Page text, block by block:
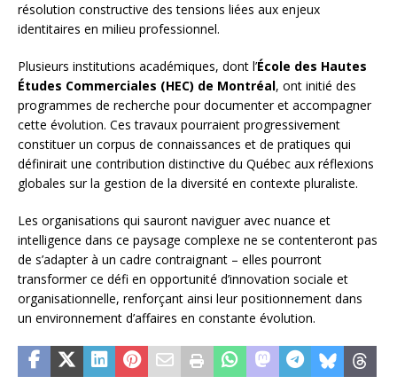
résolution constructive des tensions liées aux enjeux
identitaires en milieu professionnel.
Plusieurs institutions académiques, dont l’École des Hautes
Études Commerciales (HEC) de Montréal, ont initié des
programmes de recherche pour documenter et accompagner
cette évolution. Ces travaux pourraient progressivement
constituer un corpus de connaissances et de pratiques qui
définirait une contribution distinctive du Québec aux réflexions
globales sur la gestion de la diversité en contexte pluraliste.
Les organisations qui sauront naviguer avec nuance et
intelligence dans ce paysage complexe ne se contenteront pas
de s’adapter à un cadre contraignant – elles pourront
transformer ce défi en opportunité d’innovation sociale et
organisationnelle, renforçant ainsi leur positionnement dans
un environnement d’affaires en constante évolution.